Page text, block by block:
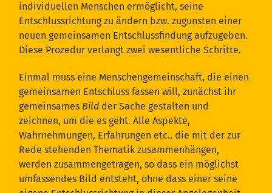
individuellen Menschen ermöglicht, seine
Entschlussrichtung zu ändern bzw. zugunsten einer
neuen gemeinsamen Entschlussfindung aufzugeben.
Diese Prozedur verlangt zwei wesentliche Schritte.
Einmal muss eine Menschengemeinschaft, die einen
gemeinsamen Entschluss fassen will, zunächst ihr
gemeinsames Bild der Sache gestalten und
zeichnen, um die es geht. Alle Aspekte,
Wahrnehmungen, Erfahrungen etc., die mit der zur
Rede stehenden Thematik zusammenhängen,
werden zusammengetragen, so dass ein möglichst
umfassendes Bild entsteht, ohne dass einer seine